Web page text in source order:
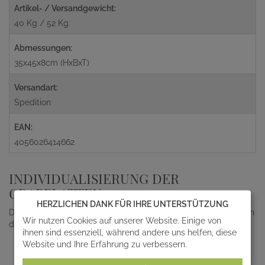
Artikel- / Versandgewicht:
40 Kg / 52 Kg
Abmessungen:
35x45x8cm (HxBxT)
Versandart:
Spedition
EAN:
4056026414662
INDIVIDUALISIERUNG DER
GRABPLATTEN
Das von Hand hergestellte Unikat kann Ihren Wünschen nach in
den folgenden Punkten individualisiert werden.
Material; unser breites Sortiment hierzu finden Sie unter
HERZLICHEN DANK FÜR IHRE UNTERSTÜTZUNG
Wir nutzen Cookies auf unserer Website. Einige von
ihnen sind essenziell, während andere uns helfen, diese
Website und Ihre Erfahrung zu verbessern.